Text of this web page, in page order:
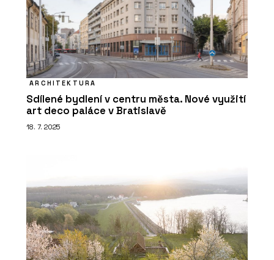
PRODUKTY
Vypínače a zásuvky NEXA RONDO -
OBZOR
Vypínače a zásuvky DECENTE - OBZOR
ARCHITEKTURA
Sdílené bydlení v centru města. Nové využití
art deco paláce v Bratislavě
18. 7. 2025